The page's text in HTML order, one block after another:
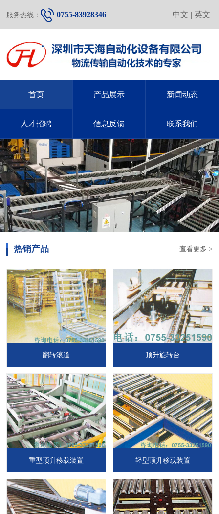
中文 | 英文
服务热线： 0755-83928346
首页 产品展示 新闻动态
人才招聘 信息反馈 联系我们
查看更多 >
热销产品
翻转滚道 顶升旋转台
重型顶升移载装置 轻型顶升移载装置